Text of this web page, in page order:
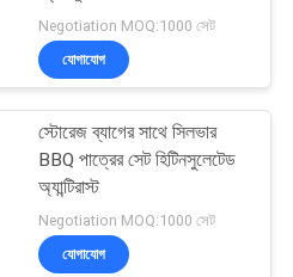
ছাঁচ
14
Negotiation MOQ:1000 সেট
যোগাযোগ
স্টোরেজ ব্যাগের সাথে সিলভার
BBQ পাত্রের সেট হিটিনসুলেটেড
অ্যান্টিরাস্ট
Negotiation MOQ:1000 সেট
যোগাযোগ